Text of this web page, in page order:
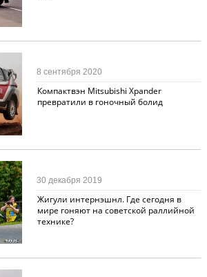
Компактвэн Mitsubishi Xpander
превратили в гоночный болид
8 сентября 2020
Жигули интернэшнл. Где сегодня в
мире гоняют на советской раллийной
технике?
30 декабря 2019